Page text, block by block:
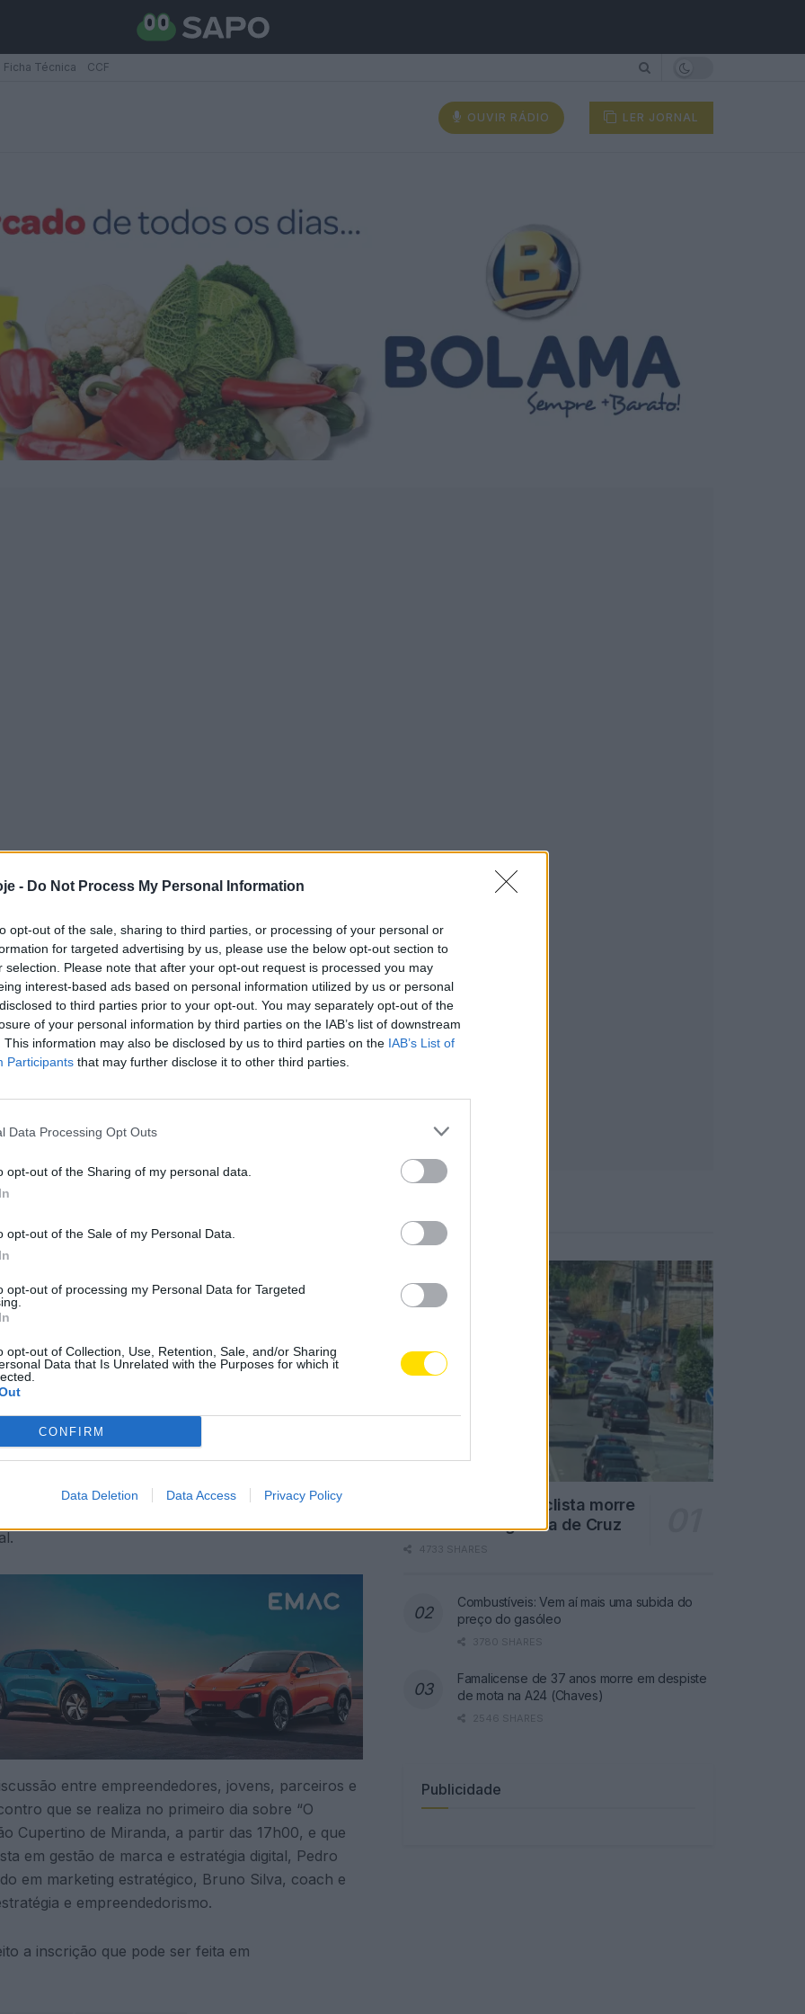
- Do Not Process My Personal Information
opt-out of the sale, sharing to third parties, or processing of your personal or
for targeted advertising by us, please use the below opt-out section to
selection. Please note that after your opt-out request is processed you may
interest-based ads based on personal information utilized by us or personal
to third parties prior to your opt-out. You may separately opt-out of the
of your personal information by third parties on the IAB’s list of downstream
This information may also be disclosed by us to third parties on the IAB’s List of
Participants that may further disclose it to other third parties.
Data Processing Opt Outs
opt-out of the Sharing of my personal data.
opt-out of the Sale of my Personal Data.
opt-out of processing my Personal Data for Targeted
opt-out of Collection, Use, Retention, Sale, and/or Sharing
Data that Is Unrelated with the Purposes for which it
CONFIRM
Data Deletion Data Access Privacy Policy
Ficha Técnica CCF
OUVIR RÁDIO LER JORNAL
Empreendedorismo
sexta-feira
esta sexta-feira e sábado, no centro da cidade.
da Praça D. Maria II com um conjunto de
ideias empreendedoras, novos conceitos de
às 15 horas desta sexta-feira, com a presença de
entre empreendedores, jovens, parceiros e
que se realiza no primeiro dia sobre “O
Cupertino de Miranda, a partir das 17h00, e que
em gestão de marca e estratégia digital, Pedro
em marketing estratégico, Bruno Silva, coach e
e empreendedorismo.
a inscrição que pode ser feita em
Famalicão: Motociclista morre
na N14 na freguesia de Cruz
4733 SHARES
Combustíveis: Vem aí mais uma subida do
preço do gasóleo
3780 SHARES
Famalicense de 37 anos morre em despiste
de mota na A24 (Chaves)
2546 SHARES
Publicidade